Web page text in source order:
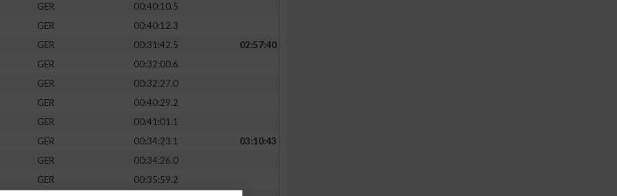
GER
00:40:10.5
GER
00:40:12.3
GER 00:31:42.5
02:57:40
GER
00:32:00.6
GER
00:32:27.0
GER
00:40:29.2
GER
00:41:01.1
GER 00:34:23.1
03:10:43
GER
00:34:26.0
GER
00:35:59.2